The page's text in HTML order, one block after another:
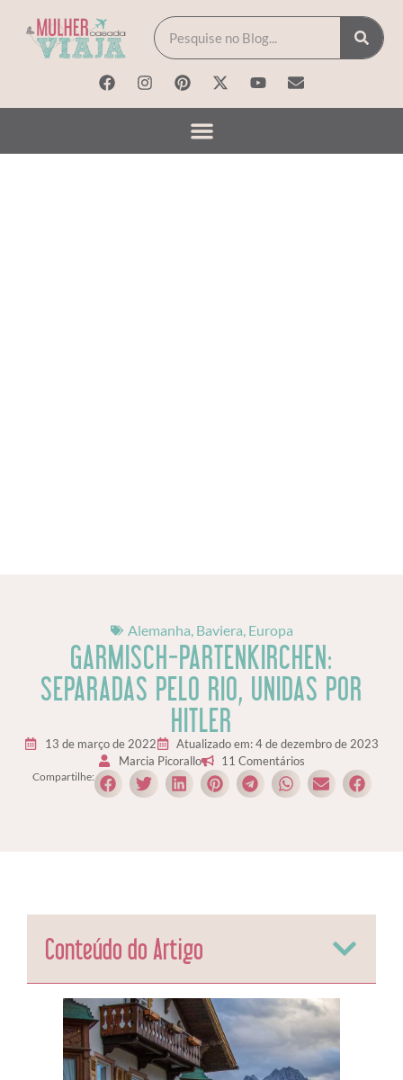
Alemanha Baviera Europa
GARMISCH-PARTENKIRCHEN:
SEPARADAS PELO RIO, UNIDAS POR
HITLER
13 de março de 2022
Atualizado em: 4 de dezembro de 2023
Marcia Picorallo
11 Comentários
Compartilhe:
Conteúdo do Artigo